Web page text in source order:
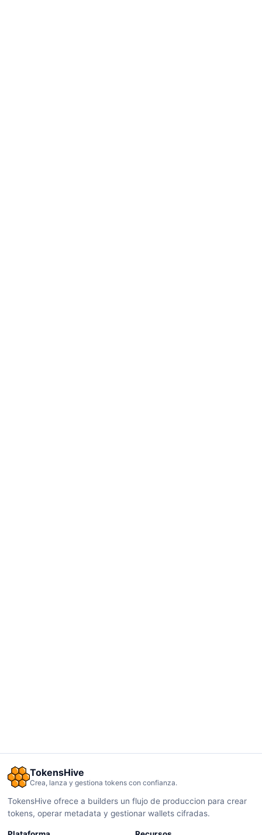
TokensHive
Crea, lanza y gestiona tokens con confianza.
TokensHive ofrece a builders un flujo de produccion para crear
tokens, operar metadata y gestionar wallets cifradas.